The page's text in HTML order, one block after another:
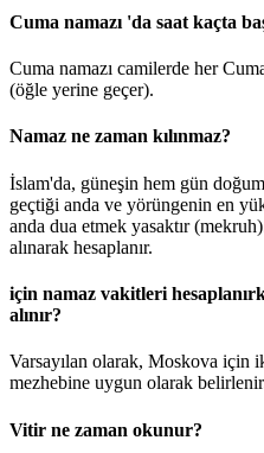
Cuma namazı 'da saat kaçta
Cuma namazı camilerde her Cuma
(öğle yerine geçer).
Namaz ne zaman kılınmaz?
İslam'da, güneşin hem gün
geçtiği anda ve yörüngenin en
anda dua etmek yasaktır
alınarak hesaplanır.
için namaz vakitleri
alınır?
Varsayılan olarak, Moskova için
mezhebine uygun olarak
Vitir ne zaman okunur?